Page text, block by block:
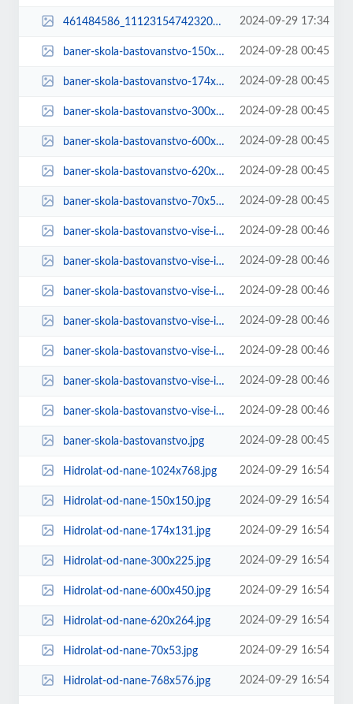
461484586_1112315474232004_318006378864948561_n.jpg 2024-09-29 17:34
baner-skola-bastovanstvo-150x90.jpg 2024-09-28 00:45
baner-skola-bastovanstvo-174x90.jpg 2024-09-28 00:45
baner-skola-bastovanstvo-300x37.jpg 2024-09-28 00:45
baner-skola-bastovanstvo-600x74.jpg 2024-09-28 00:45
baner-skola-bastovanstvo-620x90.jpg 2024-09-28 00:45
baner-skola-bastovanstvo-70x53.jpg 2024-09-28 00:45
baner-skola-bastovanstvo-vise-informacija-150x90.jpg 2024-09-28 00:46
baner-skola-bastovanstvo-vise-informacija-174x90.jpg 2024-09-28 00:46
baner-skola-bastovanstvo-vise-informacija-300x37.jpg 2024-09-28 00:46
baner-skola-bastovanstvo-vise-informacija-600x74.jpg 2024-09-28 00:46
baner-skola-bastovanstvo-vise-informacija-620x90.jpg 2024-09-28 00:46
baner-skola-bastovanstvo-vise-informacija-70x53.jpg 2024-09-28 00:46
baner-skola-bastovanstvo-vise-informacija.jpg 2024-09-28 00:46
baner-skola-bastovanstvo.jpg 2024-09-28 00:45
Hidrolat-od-nane-1024x768.jpg 2024-09-29 16:54
Hidrolat-od-nane-150x150.jpg 2024-09-29 16:54
Hidrolat-od-nane-174x131.jpg 2024-09-29 16:54
Hidrolat-od-nane-300x225.jpg 2024-09-29 16:54
Hidrolat-od-nane-600x450.jpg 2024-09-29 16:54
Hidrolat-od-nane-620x264.jpg 2024-09-29 16:54
Hidrolat-od-nane-70x53.jpg 2024-09-29 16:54
Hidrolat-od-nane-768x576.jpg 2024-09-29 16:54